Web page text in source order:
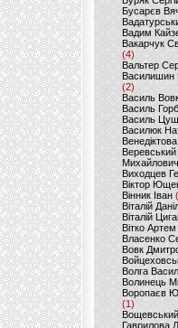
Бусарєв
Вадим
Вакарчук
(4)
Вальтер
Василишин
(2)
Василь
Василь
Василь
Василюк
Веревський
Михайлович
Виходцев
Віктор
Вінник Іван
Віталій
Віталій
Вітко
Власенко
Вовк
Волга
Волинець
Воропаєв
(1)
Гаврилова